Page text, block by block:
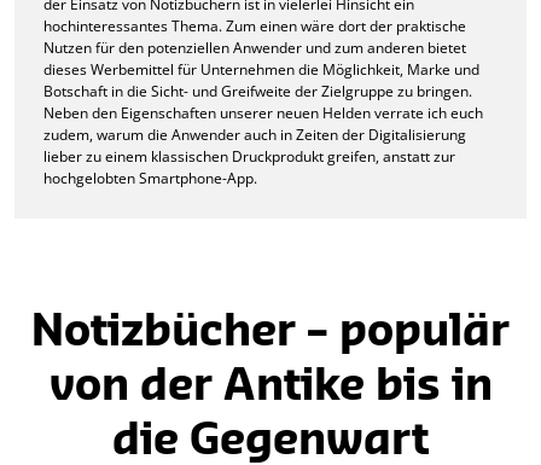
der Einsatz von Notizbüchern ist in vielerlei Hinsicht ein
hochinteressantes Thema. Zum einen wäre dort der praktische
Nutzen für den potenziellen Anwender und zum anderen bietet
dieses Werbemittel für Unternehmen die Möglichkeit, Marke und
Botschaft in die Sicht- und Greifweite der Zielgruppe zu bringen.
Neben den Eigenschaften unserer neuen Helden verrate ich euch
zudem, warum die Anwender auch in Zeiten der Digitalisierung
lieber zu einem klassischen Druckprodukt greifen, anstatt zur
hochgelobten Smartphone-App.
Notizbücher – populär
von der Antike bis in
die Gegenwart